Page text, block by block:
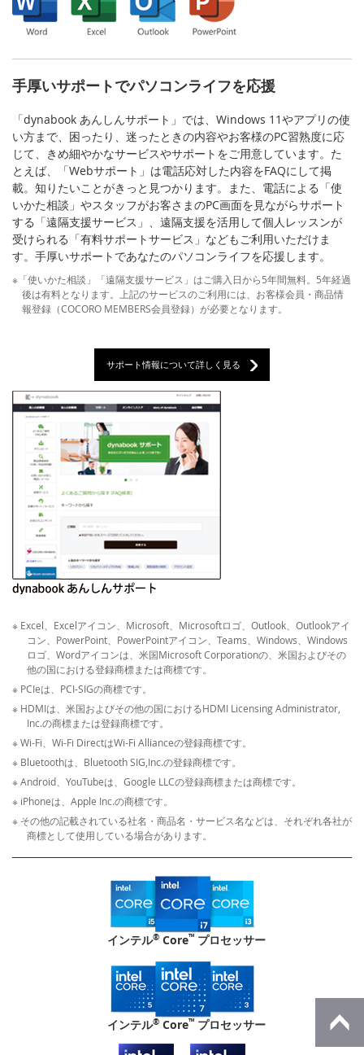
手厚いサポートでパソコンライフを応援
「dynabook あんしんサポート」では、Windows 11やアプリの使
い方まで、困ったり、迷ったときの内容やお客様のPC習熟度に応
じて、きめ細やかなサービスやサポートをご用意しています。た
とえば、「Webサポート」は電話応対した内容をFAQにして掲
載。知りたいことがきっと見つかります。また、電話による「使
いかた相談」やスタッフがお客さまのPC画面を見ながらサポート
する「遠隔支援サービス」、遠隔支援を活用して個人レッスンが
受けられる「有料サポートサービス」などもご利用いただけま
す。手厚いサポートであなたのパソコンライフを応援します。
※「使いかた相談」「遠隔支援サービス」はご購入日から5年間無料。5年経過
後は有料となります。上記のサービスのご利用には、お客様会員・商品情
報登録（COCORO MEMBERS会員登録）が必要となります。
サポート情報について詳しく見る
※ Excel、Excelアイコン、Microsoft、Microsoftロゴ、Outlook、Outlookアイ
コン、PowerPoint、PowerPointアイコン、Teams、Windows、Windows
ロゴ、Wordアイコンは、米国Microsoft Corporationの、米国およびその
他の国における登録商標または商標です。
※ PCIeは、PCI-SIGの商標です。
※ HDMIは、米国およびその他の国におけるHDMI Licensing Administrator,
Inc.の商標または登録商標です。
※ Wi-Fi、Wi-Fi DirectはWi-Fi Allianceの登録商標です。
※ Bluetoothは、Bluetooth SIG,Inc.の登録商標です。
※ Android、YouTubeは、Google LLCの登録商標または商標です。
※ iPhoneは、Apple Inc.の商標です。
※ その他の記載されている社名・商品名・サービス名などは、それぞれ各社が
商標として使用している場合があります。
インテル®Core™プロセッサー
インテル®Core™プロセッサー